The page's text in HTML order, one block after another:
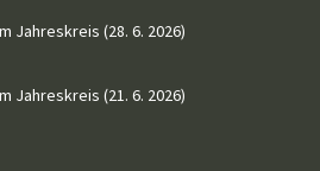
Jahreskreis (28. 6. 2026)
Jahreskreis (21. 6. 2026)